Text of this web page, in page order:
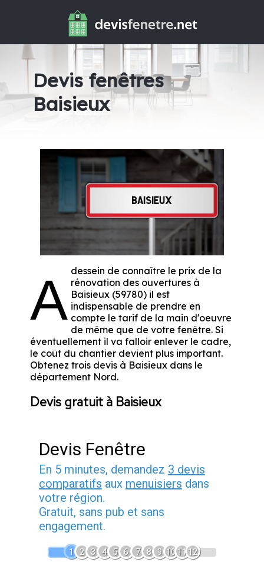
Devis fenêtres
Baisieux
A dessein de connaître le prix de la
rénovation des ouvertures à
Baisieux (59780) il est
indispensable de prendre en
compte le tarif de la main d'oeuvre
de même que de votre fenêtre. Si
éventuellement il va falloir enlever le cadre,
le coût du chantier devient plus important.
Obtenez trois devis à Baisieux dans le
département Nord.
Devis gratuit à Baisieux
Devis Fenêtre
En 5 minutes, demandez 3 devis
comparatifs aux menuisiers dans
votre région.
Gratuit, sans pub et sans
engagement.
1 2 3 4 5 6 7 8 9 1011 12